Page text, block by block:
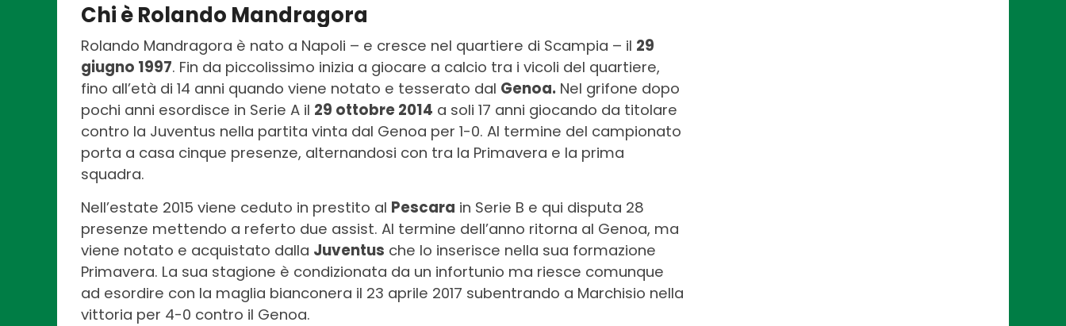
Chi è Rolando Mandragora
Rolando Mandragora è nato a Napoli – e cresce nel quartiere di Scampia – il 29
giugno 1997. Fin da piccolissimo inizia a giocare a calcio tra i vicoli del quartiere,
fino all’età di 14 anni quando viene notato e tesserato dal Genoa. Nel grifone dopo
pochi anni esordisce in Serie A il 29 ottobre 2014 a soli 17 anni giocando da titolare
contro la Juventus nella partita vinta dal Genoa per 1-0. Al termine del campionato
porta a casa cinque presenze, alternandosi con tra la Primavera e la prima
squadra.
Nell’estate 2015 viene ceduto in prestito al Pescara in Serie B e qui disputa 28
presenze mettendo a referto due assist. Al termine dell’anno ritorna al Genoa, ma
viene notato e acquistato dalla Juventus che lo inserisce nella sua formazione
Primavera. La sua stagione è condizionata da un infortunio ma riesce comunque
ad esordire con la maglia bianconera il 23 aprile 2017 subentrando a Marchisio nella
vittoria per 4-0 contro il Genoa.